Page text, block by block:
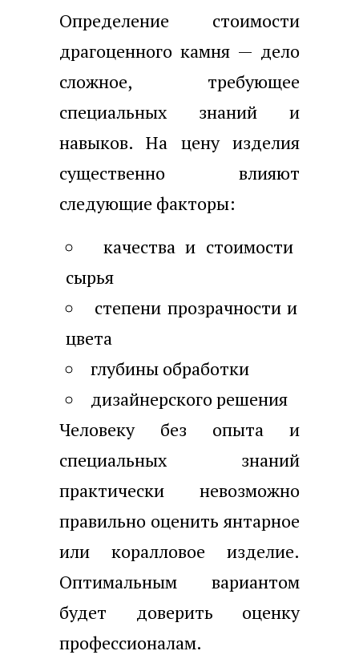
Определение стоимости
драгоценного камня — дело
сложное, требующее
специальных знаний и
навыков. На цену изделия
существенно влияют
следующие факторы:
качества и стоимости
сырья
степени прозрачности и
цвета
глубины обработки
дизайнерского решения
Человеку без опыта и
специальных знаний
практически невозможно
правильно оценить янтарное
или коралловое изделие.
Оптимальным вариантом
будет доверить оценку
профессионалам.